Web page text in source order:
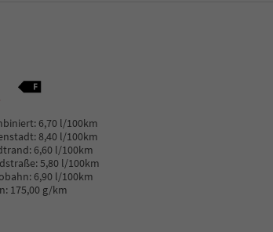
6,70 l/100km
8,40 l/100km
6,60 l/100km
5,80 l/100km
6,90 l/100km
175,00 g/km